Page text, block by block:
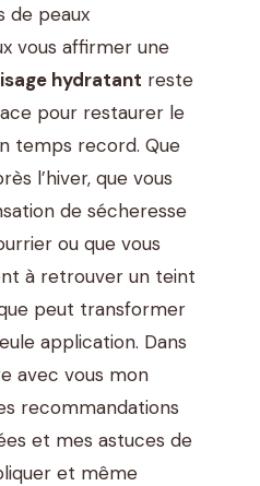
de peaux
vous affirmer une
hydratant reste
pour restaurer le
temps record. Que
l’hiver, que vous
de sécheresse
ou que vous
à retrouver un teint
peut transformer
application. Dans
avec vous mon
recommandations
et mes astuces de
et même